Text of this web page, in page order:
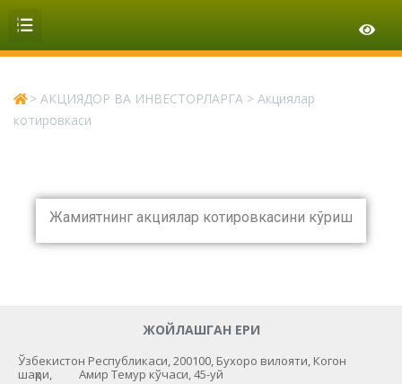
> АКЦИЯДОР ВА ИНВЕСТОРЛАРГА > Акциялар
котировкаси
Жамиятнинг акциялар котировкасини кўриш
ЖОЙЛАШГАН ЕРИ
Ўзбекистон Республикаси, 200100, Бухоро вилояти, Когон
шаҳри, Амир Темур кўчаси, 45-уй